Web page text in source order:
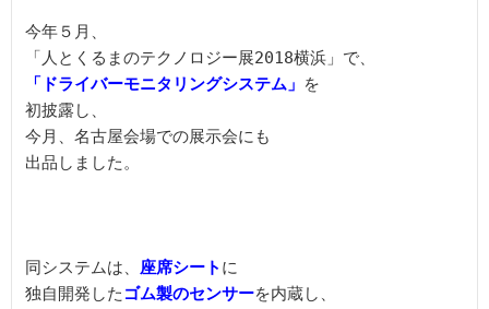
今年５月、
「ドライバーモニタリングシステム」 を
初披露し、
今月、名古屋会場での展示会にも
出品しました。
同システムは、 座席シート に
独自開発した ゴム製のセンサー